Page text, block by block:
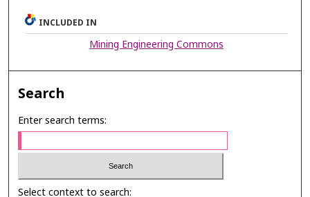
INCLUDED IN
Mining Engineering Commons
Search
Enter search terms:
Select context to search: